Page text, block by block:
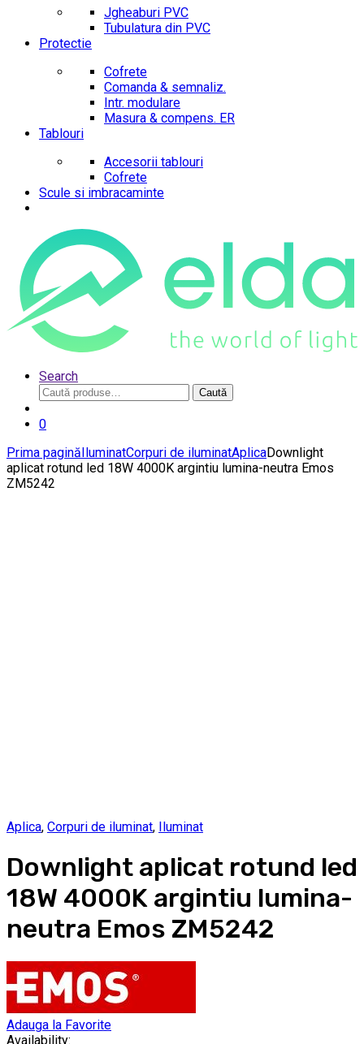
Jgheaburi PVC
Tubulatura din PVC
Protectie
Cofrete
Comanda & semnaliz.
Intr. modulare
Masura & compens. ER
Tablouri
Accesorii tablouri
Cofrete
Scule si imbracaminte
Search
Caută
după:
Caută
0
Prima paginăIluminatCorpuri de iluminatAplicaDownlight
aplicat rotund led 18W 4000K argintiu lumina-neutra Emos
ZM5242
Aplica, Corpuri de iluminat, Iluminat
Downlight aplicat rotund led
18W 4000K argintiu lumina-
neutra Emos ZM5242
Adauga la Favorite
Availability: